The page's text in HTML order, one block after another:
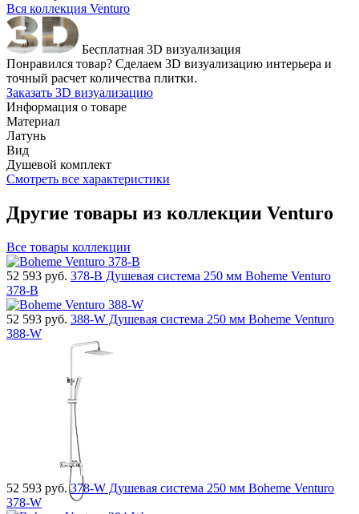
Вся коллекция Venturo
Бесплатная 3D визуализация
Понравился товар? Сделаем 3D визуализацию интерьера и
точный расчет количества плитки.
Заказать 3D визуализацию
Информация о товаре
Материал
Латунь
Вид
Душевой комплект
Смотреть все характеристики
Другие товары из коллекции Venturo
Все товары коллекции
52 593 руб. 378-B Душевая система 250 мм Boheme Venturo
378-B
52 593 руб. 388-W Душевая система 250 мм Boheme Venturo
388-W
52 593 руб. 378-W Душевая система 250 мм Boheme Venturo
378-W